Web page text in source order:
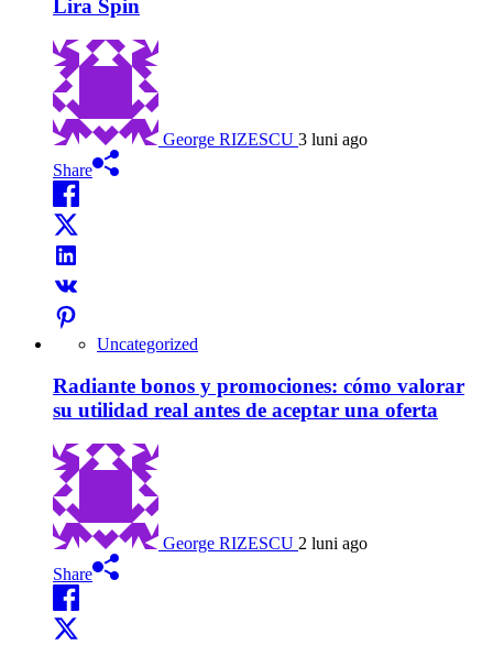
Lira Spin
George RIZESCU 3 luni ago
Share
Uncategorized
Radiante bonos y promociones: cómo valorar
su utilidad real antes de aceptar una oferta
George RIZESCU 2 luni ago
Share